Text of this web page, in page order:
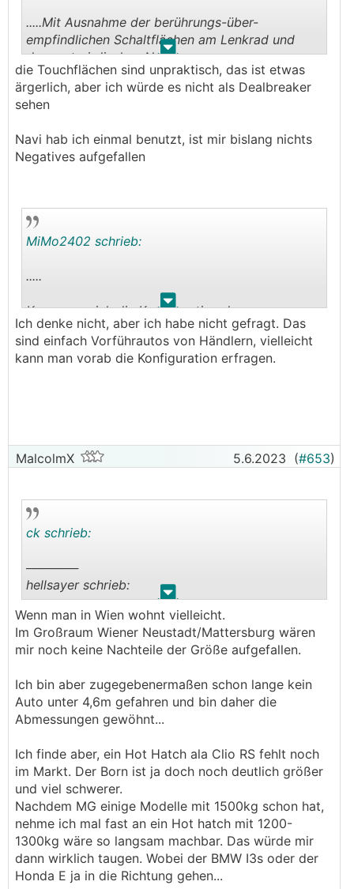
Ergänzung. Ich hoffe, dass sich das in 2-3
Jahren, wenn das Leasing ausläuft oder der A4
anfängt, Macken zu machen, geändert hat. LG
. .
.....Mit Ausnahme der berührungs-über-
empfindlichen Schaltflächen am Lenkrad und
dem unterirdischen Navi.
Sind diese beiden Punkte wirklich so schlecht?
....
die Touchflächen sind unpraktisch, das ist etwas
ärgerlich, aber ich würde es nicht als Dealbreaker
sehen
Navi hab ich einmal benutzt, ist mir bislang nichts
Negatives aufgefallen
. .
MiMo2402 schrieb:
.....
Kann man sich die Konfiguration des
Monatswagens eigentlich irgendwie aussuchen?
....
Ich denke nicht, aber ich habe nicht gefragt. Das
sind einfach Vorführautos von Händlern, vielleicht
kann man vorab die Konfiguration erfragen.
MalcolmX 5.6.2023 (#653)
. .
ck schrieb:
──────
hellsayer schrieb:
Spannend - fahre den Born seit mittlerweile 1.5
Jahren als einer der ersten überhaupt (Alpha-
Modell). Würde mich auch interessieren, wie du
und noch kein anderes E-auto gefahren bin
(ausser ID.3) - und derzeit auch nicht wüsste,
wohin die Reise geht.
Model Y war vom anschauen wirklich ok, aber
Wendekreis, keine Kameras und / oder Piepser
vorne, schlechte Übersicht und der doch nicht so
viel größere Kofferraum (im Vergleich zum A4)
waren für uns dann doch zu viele Kompromisse.
Für uns ist derzeit der Born zu 99% Alltagsauto
und auch mit 2 Kleinkindern voll ausreichend, für
die Langstrecke der Allraddiesel eine perfekte
Wenn man in Wien wohnt vielleicht.
Im Großraum Wiener Neustadt/Mattersburg wären
mir noch keine Nachteile der Größe aufgefallen.
Ich bin aber zugegebenermaßen schon lange kein
Auto unter 4,6m gefahren und bin daher die
Abmessungen gewöhnt...
Ich finde aber, ein Hot Hatch ala Clio RS fehlt noch
im Markt. Der Born ist ja doch noch deutlich größer
und viel schwerer.
Nachdem MG einige Modelle mit 1500kg schon hat,
nehme ich mal fast an ein Hot hatch mit 1200-
1300kg wäre so langsam machbar. Das würde mir
dann wirklich taugen. Wobei der BMW I3s oder der
Honda E ja in die Richtung gehen...